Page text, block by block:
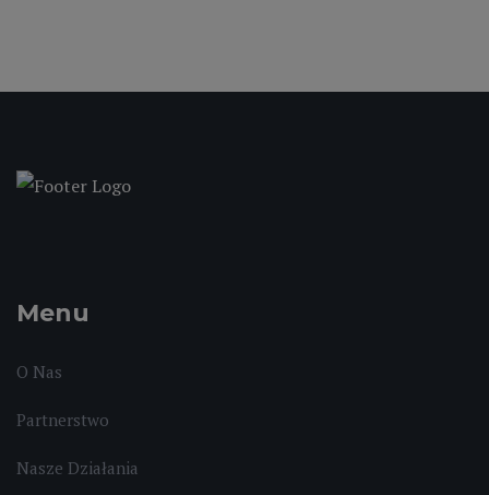
Menu
O Nas
Partnerstwo
Nasze Działania